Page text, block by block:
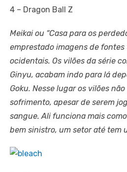
4 – Dragon Ball Z
Meikai ou “Casa para os
emprestado imagens de
ocidentais. Os vilões da série
Ginyu, acabam indo para lá
Goku. Nesse lugar os vilões
sofrimento, apesar de serem
sangue. Ali funciona mais
bem sinistro, um setor até tem